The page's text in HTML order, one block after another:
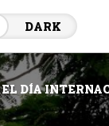
DARK
EL DÍA